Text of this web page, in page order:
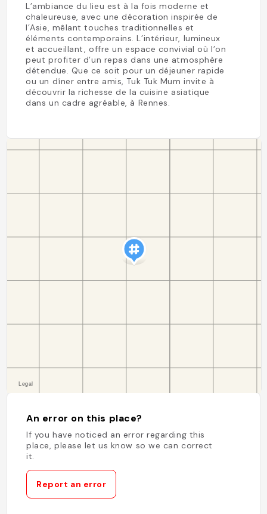
L’ambiance du lieu est à la fois moderne et
chaleureuse, avec une décoration inspirée de
l’Asie, mêlant touches traditionnelles et
éléments contemporains. L’intérieur, lumineux
et accueillant, offre un espace convivial où l’on
peut profiter d’un repas dans une atmosphère
détendue. Que ce soit pour un déjeuner rapide
ou un dîner entre amis, Tuk Tuk Mum invite à
découvrir la richesse de la cuisine asiatique
dans un cadre agréable, à Rennes.
An error on this place?
If you have noticed an error regarding this
place, please let us know so we can correct
it.
Report an error